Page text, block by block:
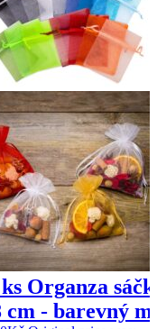
Organza
cm - barevný